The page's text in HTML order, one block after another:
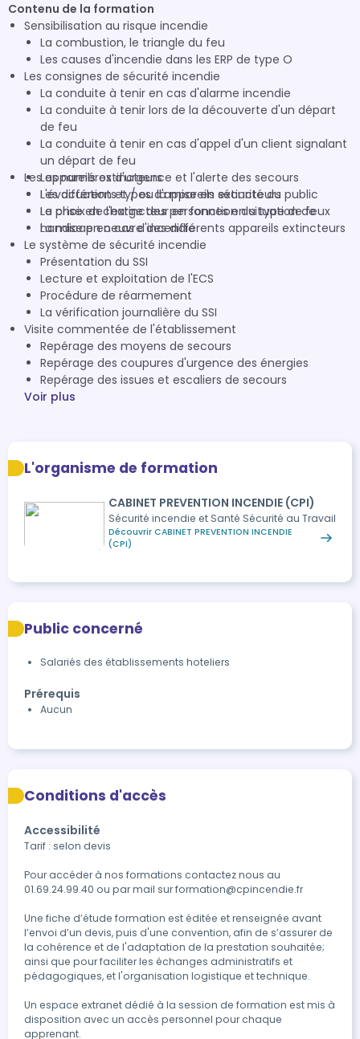
Contenu de la formation
Sensibilisation au risque incendie
La combustion, le triangle du feu
Les causes d'incendie dans les ERP de type O
Les consignes de sécurité incendie
La conduite à tenir en cas d'alarme incendie
La conduite à tenir lors de la découverte d'un départ
de feu
La conduite à tenir en cas d'appel d'un client signalant
un départ de feu
Les numéros d'urgence et l'alerte des secours
L'évacuation et / ou la mise en sécurité du public
La prise en charge des personnes en situation de
handicap en cas d'incendie
Les appareils extincteurs
Les différents types d'appareils extincteurs
Le choix de l'extincteur en fonction du type de feux
La mise en oeuvre des différents appareils extincteurs
Le système de sécurité incendie
Présentation du SSI
Lecture et exploitation de l'ECS
Procédure de réarmement
La vérification journalière du SSI
Visite commentée de l'établissement
Repérage des moyens de secours
Repérage des coupures d'urgence des énergies
Repérage des issues et escaliers de secours
Voir plus
L'organisme de formation
CABINET PREVENTION INCENDIE (CPI)
Sécurité incendie et Santé Sécurité au Travail
Découvrir CABINET PREVENTION INCENDIE
(CPI)
Public concerné
Salariés des établissements hoteliers
Prérequis
Aucun
Conditions d'accès
Accessibilité
Tarif : selon devis
Pour accéder à nos formations contactez nous au
01.69.24.99.40 ou par mail sur formation@cpincendie.fr
Une fiche d’étude formation est éditée et renseignée avant
l’envoi d’un devis, puis d'une convention, afin de s’assurer de
la cohérence et de l'adaptation de la prestation souhaitée;
ainsi que pour faciliter les échanges administratifs et
pédagogiques, et l'organisation logistique et technique.
Un espace extranet dédié à la session de formation est mis à
disposition avec un accès personnel pour chaque
apprenant.